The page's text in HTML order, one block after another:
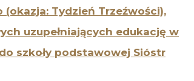
Tydzień Trzeźwości),
uzupełniających edukację w
szkoły podstawowej Sióstr